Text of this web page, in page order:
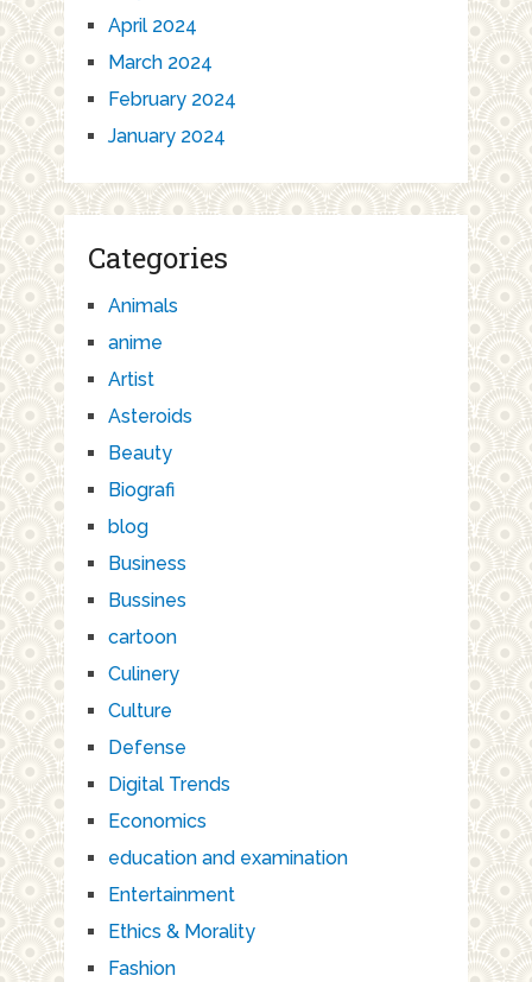
April 2024
March 2024
February 2024
January 2024
Categories
Animals
anime
Artist
Asteroids
Beauty
Biografi
blog
Business
Bussines
cartoon
Culinery
Culture
Defense
Digital Trends
Economics
education and examination
Entertainment
Ethics & Morality
Fashion